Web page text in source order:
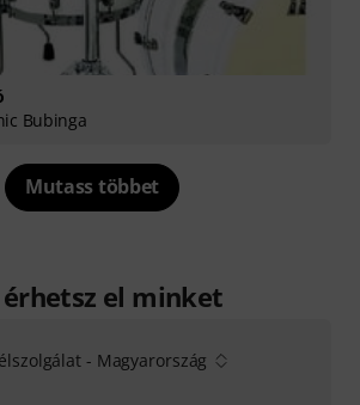
Bubinga
Mutass többet
érhetsz el minket
- Magyarország